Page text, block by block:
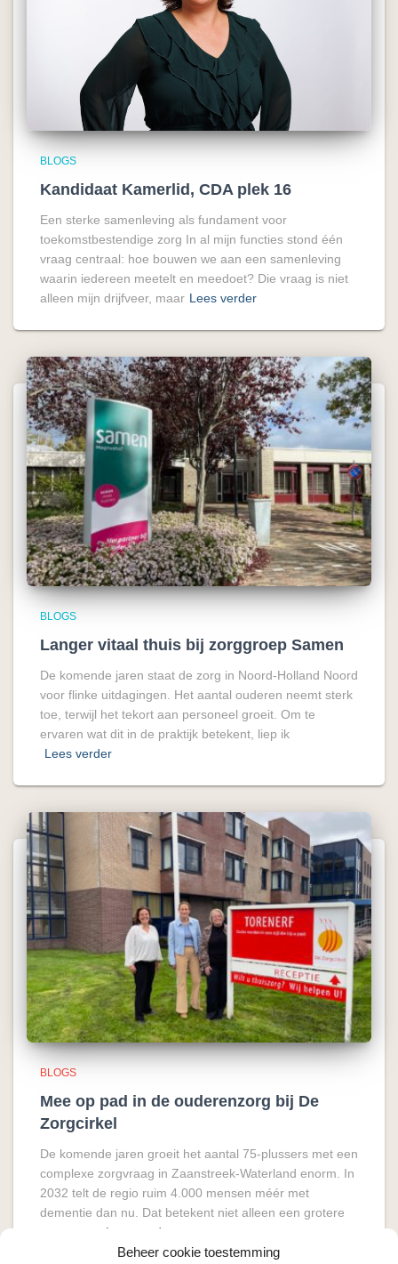
Beheer cookie toestemming
BLOGS
Kandidaat Kamerlid, CDA plek 16
Een sterke samenleving als fundament voor
toekomstbestendige zorg In al mijn functies stond één
vraag centraal: hoe bouwen we aan een samenleving
waarin iedereen meetelt en meedoet? Die vraag is niet
alleen mijn drijfveer, maar Lees verder
BLOGS
Langer vitaal thuis bij zorggroep Samen
De komende jaren staat de zorg in Noord-Holland Noord
voor flinke uitdagingen. Het aantal ouderen neemt sterk
toe, terwijl het tekort aan personeel groeit. Om te
ervaren wat dit in de praktijk betekent, liep ik
Lees verder
BLOGS
Mee op pad in de ouderenzorg bij De
Zorgcirkel
De komende jaren groeit het aantal 75-plussers met een
complexe zorgvraag in Zaanstreek-Waterland enorm. In
2032 telt de regio ruim 4.000 mensen méér met
dementie dan nu. Dat betekent niet alleen een grotere
Lees verder